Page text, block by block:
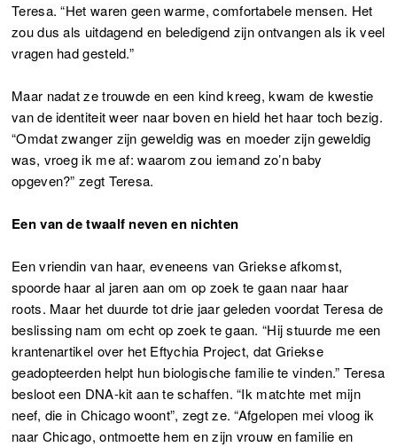
Teresa. “Het waren geen warme, comfortabele mensen. Het
zou dus als uitdagend en beledigend zijn ontvangen als ik veel
vragen had gesteld.”
Maar nadat ze trouwde en een kind kreeg, kwam de kwestie
van de identiteit weer naar boven en hield het haar toch bezig.
“Omdat zwanger zijn geweldig was en moeder zijn geweldig
was, vroeg ik me af: waarom zou iemand zo’n baby
opgeven?” zegt Teresa.
Een van de twaalf neven en nichten
Een vriendin van haar, eveneens van Griekse afkomst,
spoorde haar al jaren aan om op zoek te gaan naar haar
roots. Maar het duurde tot drie jaar geleden voordat Teresa de
beslissing nam om echt op zoek te gaan. “Hij stuurde me een
krantenartikel over het Eftychia Project, dat Griekse
geadopteerden helpt hun biologische familie te vinden.” Teresa
besloot een DNA-kit aan te schaffen. “Ik matchte met mijn
neef, die in Chicago woont”, zegt ze. “Afgelopen mei vloog ik
naar Chicago, ontmoette hem en zijn vrouw en familie en